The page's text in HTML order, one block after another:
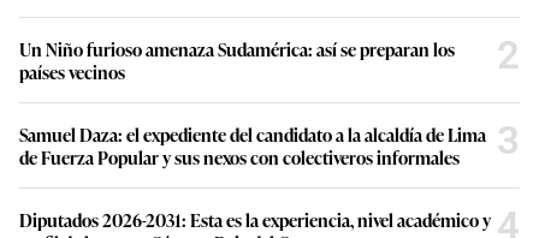
Un Niño furioso amenaza Sudamérica: así se preparan los
países vecinos
2
Samuel Daza: el expediente del candidato a la alcaldía de Lima
de Fuerza Popular y sus nexos con colectiveros informales
3
Diputados 2026-2031: Esta es la experiencia, nivel académico y 4